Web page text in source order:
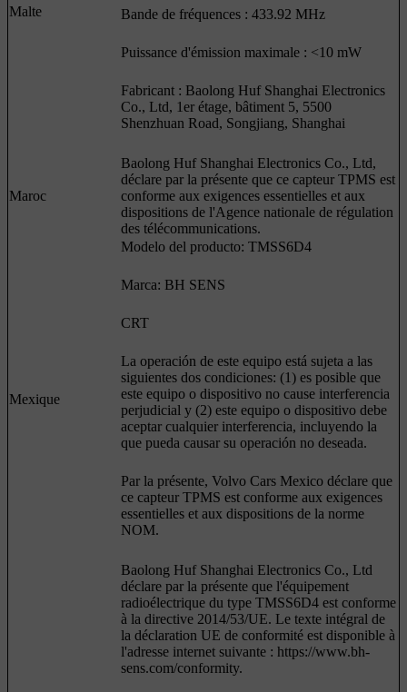
Malte Bande de fréquences : 433.92 MHz
Puissance d'émission maximale : <10 mW
Fabricant : Baolong Huf Shanghai Electronics
Co., Ltd, 1er étage, bâtiment 5, 5500
Shenzhuan Road, Songjiang, Shanghai
Maroc
Baolong Huf Shanghai Electronics Co., Ltd,
déclare par la présente que ce capteur TPMS est
conforme aux exigences essentielles et aux
dispositions de l'Agence nationale de régulation
des télécommunications.
Mexique
Modelo del producto: TMSS6D4
Marca: BH SENS
CRT
La operación de este equipo está sujeta a las
siguientes dos condiciones: (1) es posible que
este equipo o dispositivo no cause interferencia
perjudicial y (2) este equipo o dispositivo debe
aceptar cualquier interferencia, incluyendo la
que pueda causar su operación no deseada.
Par la présente, Volvo Cars Mexico déclare que
ce capteur TPMS est conforme aux exigences
essentielles et aux dispositions de la norme
NOM.
Baolong Huf Shanghai Electronics Co., Ltd
déclare par la présente que l'équipement
radioélectrique du type TMSS6D4 est conforme
à la directive 2014/53/UE. Le texte intégral de
la déclaration UE de conformité est disponible à
l'adresse internet suivante : https://www.bh-
sens.com/conformity.